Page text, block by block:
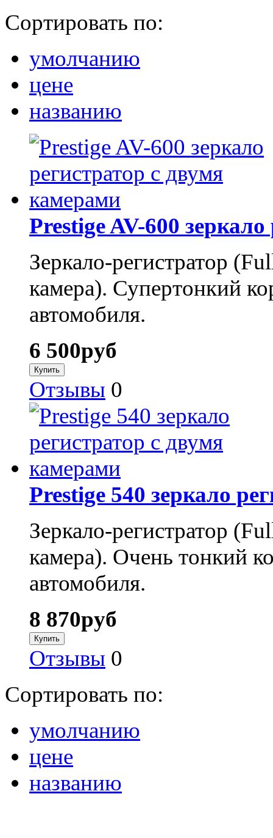
Сортировать по:
умолчанию
цене
названию
Prestige AV-600
Зеркало-регистратор
камера). Супертонкий
автомобиля.
6 500руб
Отзывы 0
Prestige 540 зеркало
Зеркало-регистратор
камера). Очень тонкий
автомобиля.
8 870руб
Отзывы 0
Сортировать по:
умолчанию
цене
названию